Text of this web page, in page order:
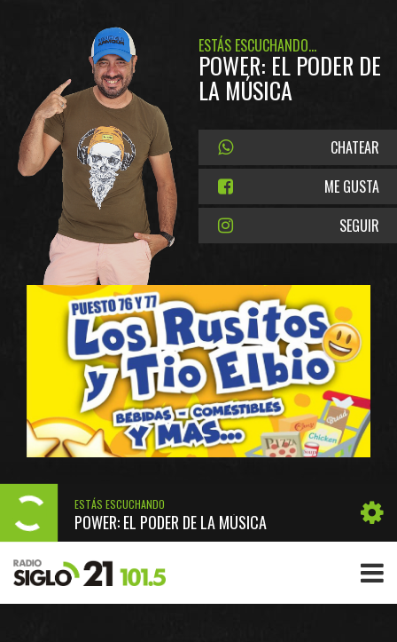
ESTÁS ESCUCHANDO...
POWER: EL PODER DE
LA MÚSICA
CHATEAR
ME GUSTA
SEGUIR
ESTÁS ESCUCHANDO
POWER: EL PODER DE LA MÚSICA